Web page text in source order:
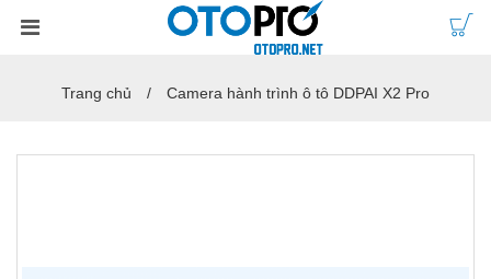
Trang chủ Camera hành trình ô tô DDPAI X2 Pro